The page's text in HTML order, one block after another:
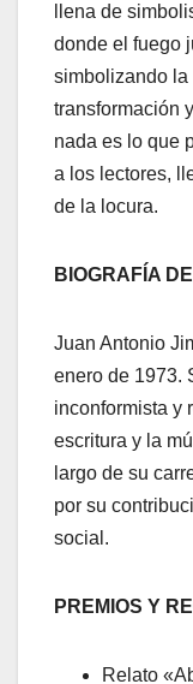
llena de
donde el fuego
simbolizando
transformación
nada es lo que
a los lectores,
de la locura.
BIOGRAFÍA
Juan Antonio
enero de 1973.
inconformista y
escritura y la
largo de su
por su
social.
PREMIOS Y
Relato